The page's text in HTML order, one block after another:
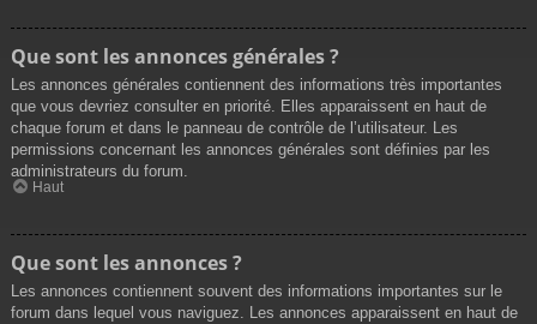
Que sont les annonces générales ?
Les annonces générales contiennent des informations très importantes
que vous devriez consulter en priorité. Elles apparaissent en haut de
chaque forum et dans le panneau de contrôle de l’utilisateur. Les
permissions concernant les annonces générales sont définies par les
administrateurs du forum.
Haut
Que sont les annonces ?
Les annonces contiennent souvent des informations importantes sur le
forum dans lequel vous naviguez. Les annonces apparaissent en haut de